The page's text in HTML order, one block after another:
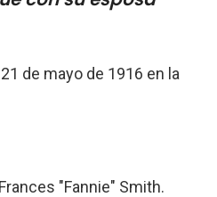
de mayo de 1916 en la
"Fannie" Smith.